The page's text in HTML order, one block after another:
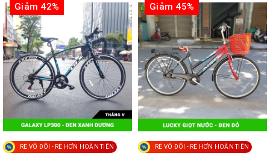
Giảm 42%
RẺ VÔ ĐỐI - RẺ HƠN HOÀN TIỀN
Giảm 45%
RẺ VÔ ĐỐI - RẺ HƠN HOÀN TIỀN